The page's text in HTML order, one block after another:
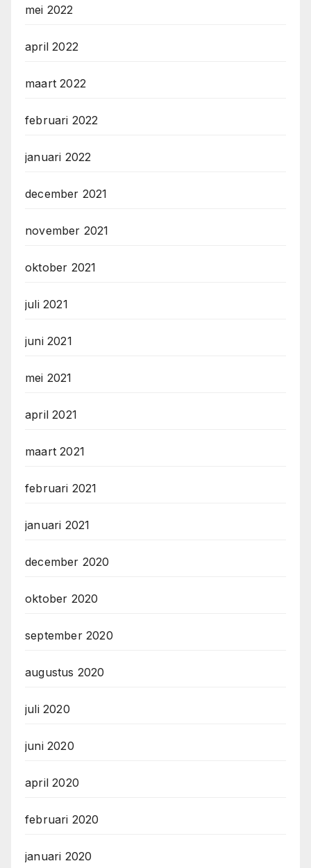
mei 2022
april 2022
maart 2022
februari 2022
januari 2022
december 2021
november 2021
oktober 2021
juli 2021
juni 2021
mei 2021
april 2021
maart 2021
februari 2021
januari 2021
december 2020
oktober 2020
september 2020
augustus 2020
juli 2020
juni 2020
april 2020
februari 2020
januari 2020